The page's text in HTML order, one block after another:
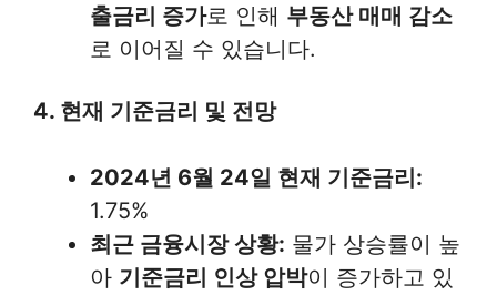
출금리 증가로 인해 부동산 매매 감소
로 이어질 수 있습니다.
4. 현재 기준금리 및 전망
2024년 6월 24일 현재 기준금리:
1.75%
최근 금융시장 상황: 물가 상승률이 높
아 기준금리 인상 압박이 증가하고 있